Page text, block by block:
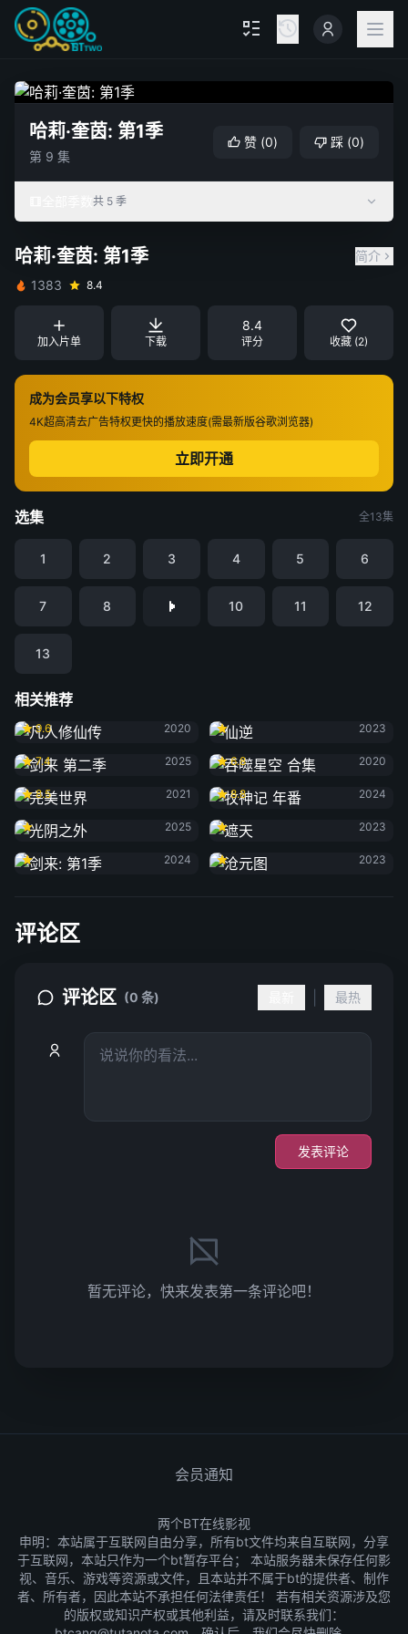
哈莉·奎茵: 第1季
第 9 集
赞 (0) 踩 (0)
共 5 季
哈莉·奎茵: 第1季
简介
1383
8.4
加入片单 下载
8.4
评分 收藏 (2)
成为会员享以下特权
4K超高清去广告特权更快的播放速度(需最新版谷歌浏览器)
立即开通
选集 全13集
1 2 3 4 5 6
7 8 10 11 12
13
相关推荐
凡人修仙传
9.6
2020
2023
剑来 第二季
7.4
2025
吞噬星空 合集
6.8
2020
完美世界
8.5
2021
牧神记 年番
8.8
2024
光阴之外
2025
遮天
2023
剑来: 第1季
2024
沧元图
2023
评论区
评论区 (0 条) 最热
发表评论
暂无评论，快来发表第一条评论吧！
会员通知
两个BT在线影视
申明：本站属于互联网自由分享，所有bt文件均来自互联网，分享
于互联网，本站只作为一个bt暂存平台； 本站服务器未保存任何影
视、音乐、游戏等资源或文件，且本站并不属于bt的提供者、制作
者、所有者，因此本站不承担任何法律责任！ 若有相关资源涉及您
的版权或知识产权或其他利益，请及时联系我们：